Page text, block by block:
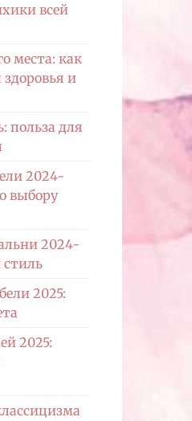
всей
места: как
и
польза для
2024-
выбору
2024-
стиль
2025:
2025: